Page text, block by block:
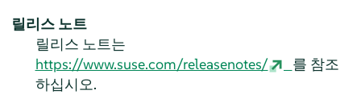
릴리스 노트
릴리스 노트는
https://www.suse.com/releasenotes/
를 참조
하십시오.